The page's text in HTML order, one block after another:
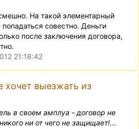
На такой элементарный
совестно. Деньги
после заключения договора,
21:18:42
хочет выезжать из
в своем амплуа - договор не
ни от чего не защищает!...